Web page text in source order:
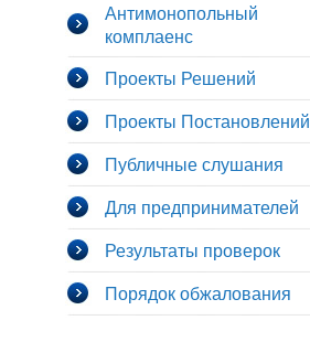
Антимонопольный
комплаенс
Проекты Решений
Проекты Постановлений
Публичные слушания
Для предпринимателей
Результаты проверок
Порядок обжалования